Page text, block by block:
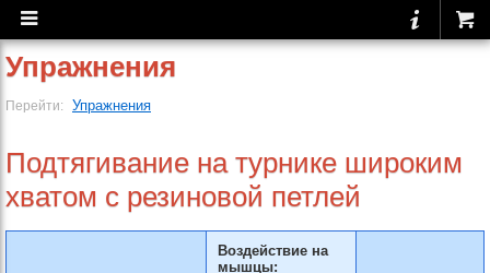
Упражнения
Перейти: Упражнения
Подтягивание на турнике широким
хватом с резиновой петлей
Воздействие на
мышцы: